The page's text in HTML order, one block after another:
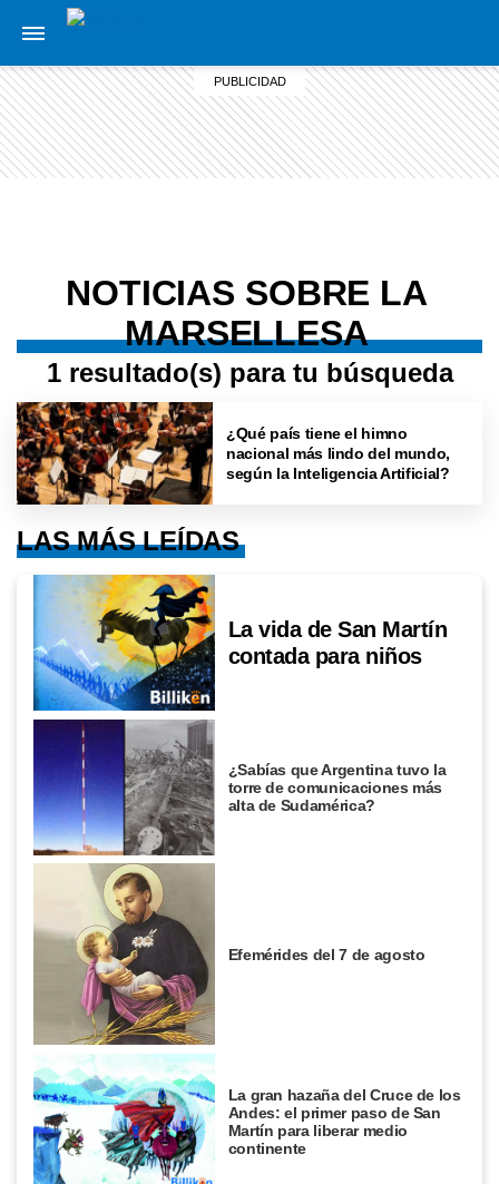
NOTICIAS SOBRE LA
MARSELLESA
1 resultado(s) para tu búsqueda
¿Qué país tiene el himno
nacional más lindo del mundo,
según la Inteligencia Artificial?
LAS MÁS LEÍDAS
La vida de San Martín
contada para niños
¿Sabías que Argentina tuvo la
torre de comunicaciones más
alta de Sudamérica?
Efemérides del 7 de agosto
La gran hazaña del Cruce de los
Andes: el primer paso de San
Martín para liberar medio
continente